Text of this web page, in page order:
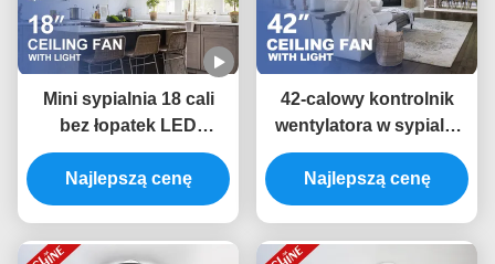
Mini sypialnia 18 cali
bez łopatek LED
sufitowy wentylator Dc
silnik 6 prędkości
zdalne
Najlepszą cenę
42-calowy kontrolnik
wentylatora w sypialni
niewidzialny wentylator
w pokoju światło niski
hałas
Najlepszą cenę